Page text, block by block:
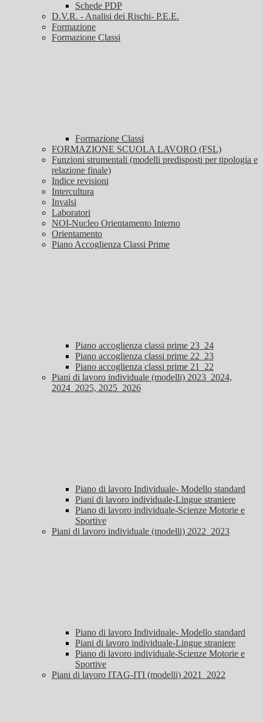
Schede PDP
D.V.R. - Analisi dei Rischi- P.E.E.
Formazione
Formazione Classi
Formazione Classi
FORMAZIONE SCUOLA LAVORO (FSL)
Funzioni strumentali (modelli predisposti per tipologia e
relazione finale)
Indice revisioni
Intercultura
Invalsi
Laboratori
NOI-Nucleo Orientamento Interno
Orientamento
Piano Accoglienza Classi Prime
Piano accoglienza classi prime 23_24
Piano accoglienza classi prime 22_23
Piano accoglienza classi prime 21_22
Piani di lavoro individuale (modelli) 2023_2024,
2024_2025, 2025_2026
Piano di lavoro Individuale- Modello standard
Piani di lavoro individuale-Lingue straniere
Piano di lavoro individuale-Scienze Motorie e
Sportive
Piani di lavoro individuale (modelli) 2022_2023
Piano di lavoro Individuale- Modello standard
Piani di lavoro individuale-Lingue straniere
Piano di lavoro individuale-Scienze Motorie e
Sportive
Piani di lavoro ITAG-ITI (modelli) 2021_2022